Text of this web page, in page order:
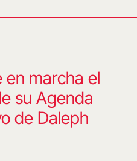
en marcha el
su Agenda
de Daleph